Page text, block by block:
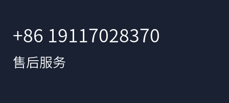
+86 19117028370
售后服务